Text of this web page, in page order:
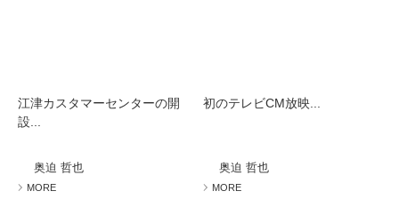
江津カスタマーセンターの開
設...
奥迫 哲也
MORE
初のテレビCM放映...
奥迫 哲也
MORE